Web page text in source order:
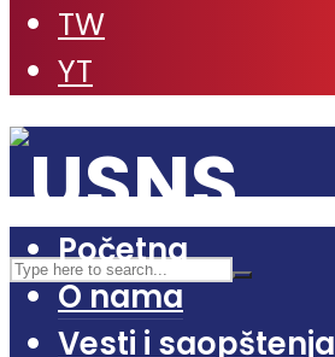
TW
YT
Početna
O nama
Vesti i saopštenja